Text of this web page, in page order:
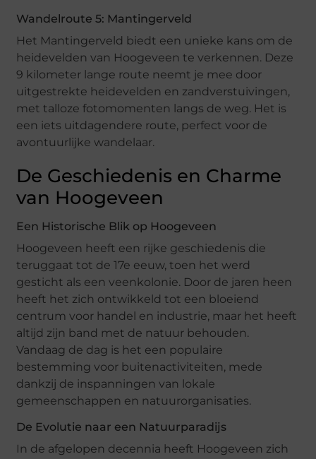
Wandelroute 5: Mantingerveld
Het Mantingerveld biedt een unieke kans om de
heidevelden van Hoogeveen te verkennen. Deze
9 kilometer lange route neemt je mee door
uitgestrekte heidevelden en zandverstuivingen,
met talloze fotomomenten langs de weg. Het is
een iets uitdagendere route, perfect voor de
avontuurlijke wandelaar.
De Geschiedenis en Charme
van Hoogeveen
Een Historische Blik op Hoogeveen
Hoogeveen heeft een rijke geschiedenis die
teruggaat tot de 17e eeuw, toen het werd
gesticht als een veenkolonie. Door de jaren heen
heeft het zich ontwikkeld tot een bloeiend
centrum voor handel en industrie, maar het heeft
altijd zijn band met de natuur behouden.
Vandaag de dag is het een populaire
bestemming voor buitenactiviteiten, mede
dankzij de inspanningen van lokale
gemeenschappen en natuurorganisaties.
De Evolutie naar een Natuurparadijs
In de afgelopen decennia heeft Hoogeveen zich